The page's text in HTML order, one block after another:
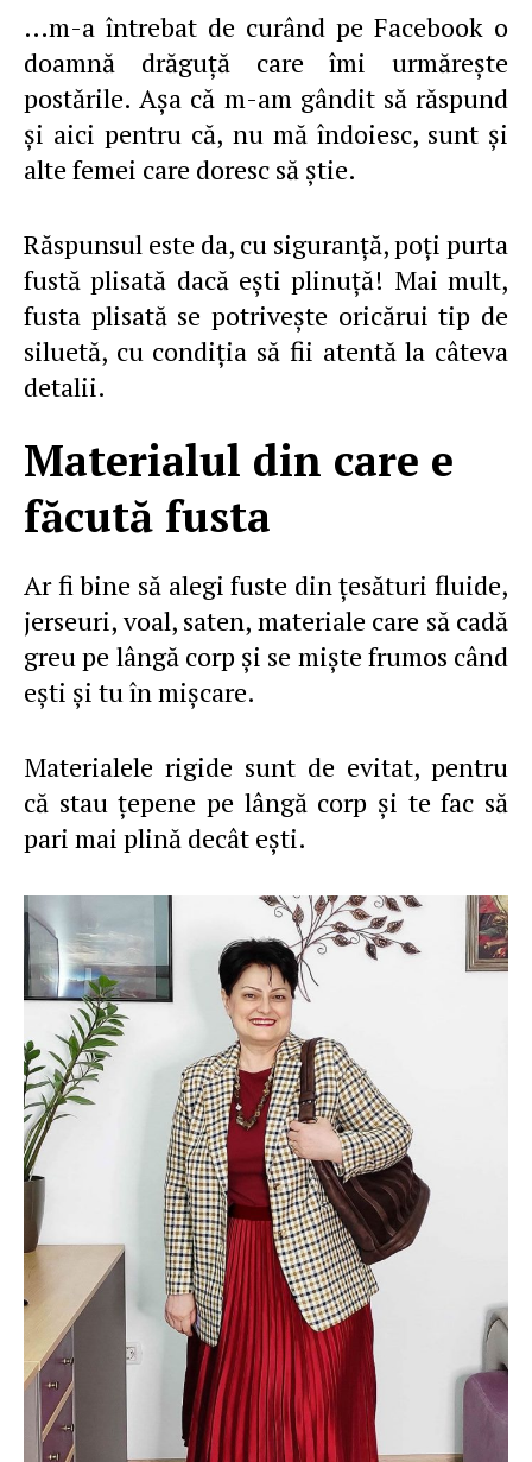
…m-a întrebat de curând pe Facebook o
doamnă drăguţă care îmi urmăreşte
postările. Aşa că m-am gândit să răspund
şi aici pentru că, nu mă îndoiesc, sunt şi
alte femei care doresc să ştie.
Răspunsul este da, cu siguranţă, poţi purta
fustă plisată dacă eşti plinuţă! Mai mult,
fusta plisată se potriveşte oricărui tip de
siluetă, cu condiţia să fii atentă la câteva
detalii.
Materialul din care e
făcută fusta
Ar fi bine să alegi fuste din ţesături fluide,
jerseuri, voal, saten, materiale care să cadă
greu pe lângă corp şi se mişte frumos când
eşti şi tu în mişcare.
Materialele rigide sunt de evitat, pentru
că stau ţepene pe lângă corp şi te fac să
pari mai plină decât eşti.